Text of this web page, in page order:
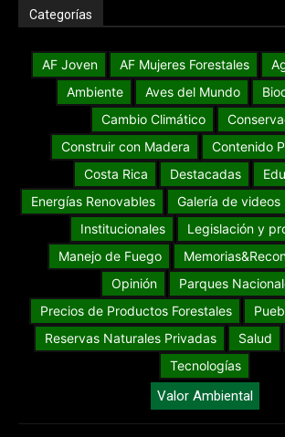
Categorías
AF Joven AF Mujeres Forestales
Ambiente
Aves del Mundo
Cambio Climático
Construir con Madera
Contenido
Costa Rica
Destacadas
Energías Renovables
Galería de videos
Institucionales
Legislación y
Manejo de Fuego
Opinión
Parques
Precios de Productos Forestales
Reservas Naturales Privadas
Salud
Tecnologías
Valor Ambiental